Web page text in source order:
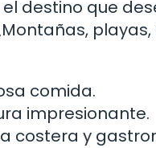
destino que
comida.
impresionante.
costera y